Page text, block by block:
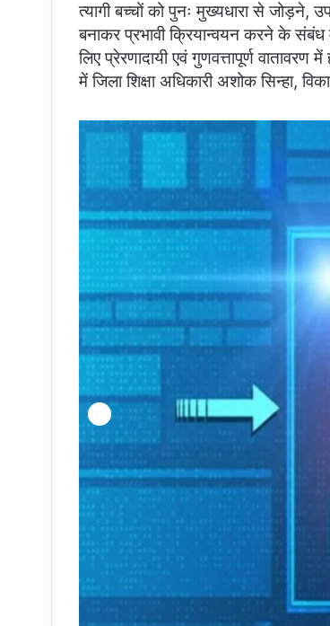
त्यागी बच्चों को पुनः मुख्यधारा से जोड़ने,
बनाकर प्रभावी क्रियान्वयन करने के संबंध
लिए प्रेरणादायी एवं गुणवत्तापूर्ण
में जिला शिक्षा अधिकारी अशोक सिन्हा,